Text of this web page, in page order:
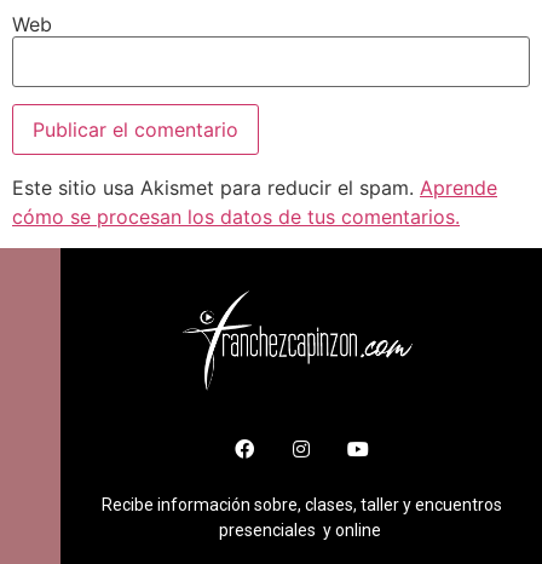
Web
Este sitio usa Akismet para reducir el spam. Aprende
cómo se procesan los datos de tus comentarios.
Recibe información sobre, clases, taller y encuentros
presenciales y online